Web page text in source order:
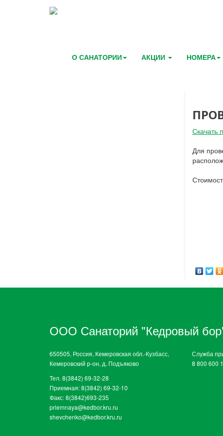
О САНАТОРИИ АКЦИИ НОМЕРА
Скачать
Для
ООО Санаторий "Кедровый
650505, Россия, Кемеровская обл.-Кузбасс,
Кемеровский р-он, д. Подъяково
Тел. 8(3842) 69-32-28
Приемная: 8(3842) 69-32-10
Факс: 8(3842)693-235
priemnaya@kedbor.kru.ru
shevchenko@kedbor.kru.ru
Служба
8 800 600